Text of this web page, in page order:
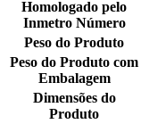
Homologado pelo
Inmetro Número
Peso do Produto
Peso do Produto com
Embalagem
Dimensões do
Produto